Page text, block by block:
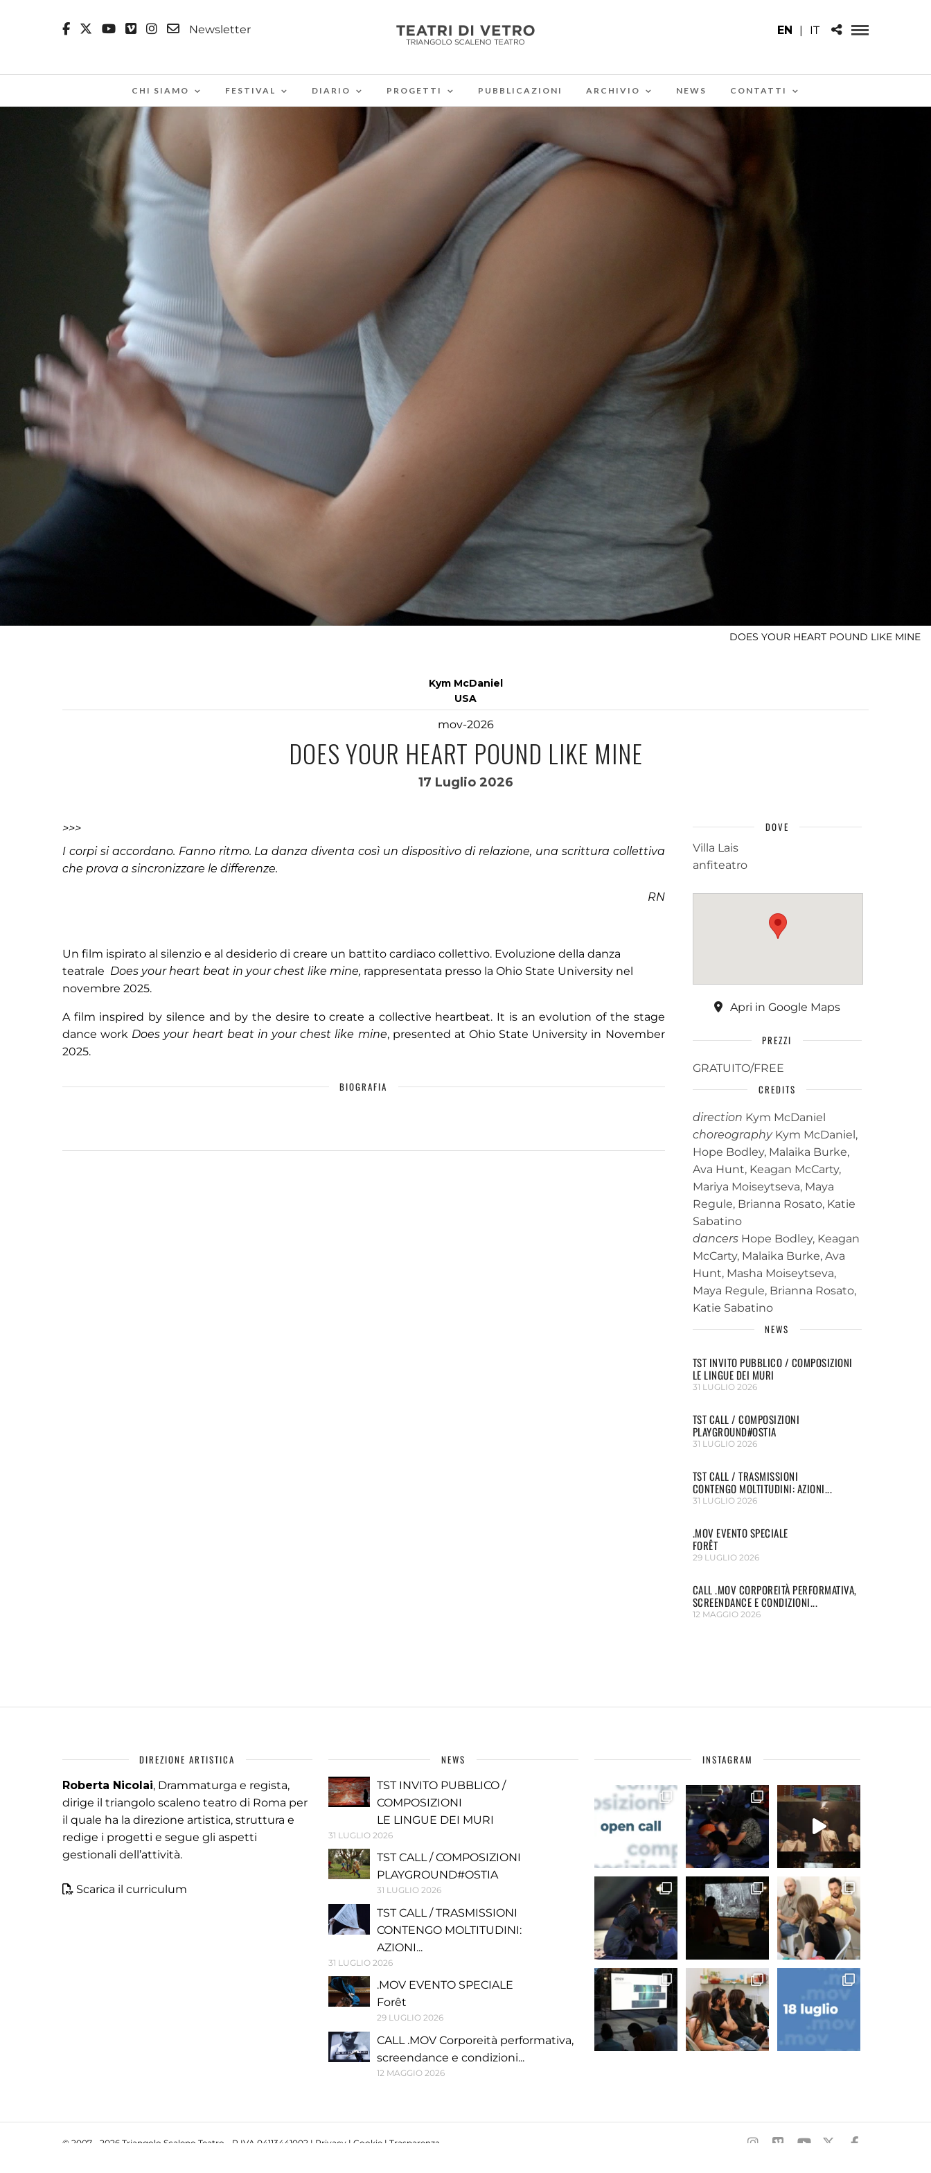
Newsletter EN | IT
CHI SIAMO FESTIVAL DIARIO PROGETTI PUBBLICAZIONI ARCHIVIO NEWS CONTATTI
DOES YOUR HEART POUND LIKE MINE
Kym McDaniel
USA
mov-2026
DOES YOUR HEART POUND LIKE MINE
17 Luglio 2026
>>>
I corpi si accordano. Fanno ritmo. La danza diventa così un dispositivo di relazione, una scrittura collettiva
che prova a sincronizzare le differenze.
RN
Un film ispirato al silenzio e al desiderio di creare un battito cardiaco collettivo. Evoluzione della danza
teatrale Does your heart beat in your chest like mine, rappresentata presso la Ohio State University nel
novembre 2025.
A film inspired by silence and by the desire to create a collective heartbeat. It is an evolution of the stage
dance work Does your heart beat in your chest like mine, presented at Ohio State University in November
2025.
BIOGRAFIA
DOVE
Villa Lais
anfiteatro
Apri in Google Maps
PREZZI
GRATUITO/FREE
CREDITS
direction Kym McDaniel
choreographyKym McDaniel,
Hope Bodley, Malaika Burke,
Ava Hunt, Keagan McCarty,
Mariya Moiseytseva, Maya
Regule, Brianna Rosato, Katie
Sabatino
dancersHope Bodley, Keagan
McCarty, Malaika Burke, Ava
Hunt, Masha Moiseytseva,
Maya Regule, Brianna Rosato,
Katie Sabatino
NEWS
TST INVITO PUBBLICO / COMPOSIZIONI
LE LINGUE DEI MURI
31 LUGLIO 2026
TST CALL / COMPOSIZIONI
PLAYGROUND#OSTIA
31 LUGLIO 2026
TST CALL / TRASMISSIONI
CONTENGO MOLTITUDINI: AZIONI...
31 LUGLIO 2026
.MOV EVENTO SPECIALE
FORÊT
29 LUGLIO 2026
CALL .MOV CORPOREITÀ PERFORMATIVA,
SCREENDANCE E CONDIZIONI...
12 MAGGIO 2026
DIREZIONE ARTISTICA
Roberta Nicolai, Drammaturga e regista,
dirige il triangolo scaleno teatro di Roma per
il quale ha la direzione artistica, struttura e
redige i progetti e segue gli aspetti
gestionali dell’attività.
Scarica il curriculum
NEWS
TST INVITO PUBBLICO /
COMPOSIZIONI
LE LINGUE DEI MURI
31 LUGLIO 2026
TST CALL / COMPOSIZIONI
PLAYGROUND#OSTIA
31 LUGLIO 2026
TST CALL / TRASMISSIONI
CONTENGO MOLTITUDINI:
AZIONI...
31 LUGLIO 2026
.MOV EVENTO SPECIALE
Forêt
29 LUGLIO 2026
CALL .MOV Corporeità performativa,
screendance e condizioni...
12 MAGGIO 2026
INSTAGRAM
© 2007 - 2026 Triangolo Scaleno Teatro - P.IVA 04113441002 | Privacy | Cookie | Trasparenza